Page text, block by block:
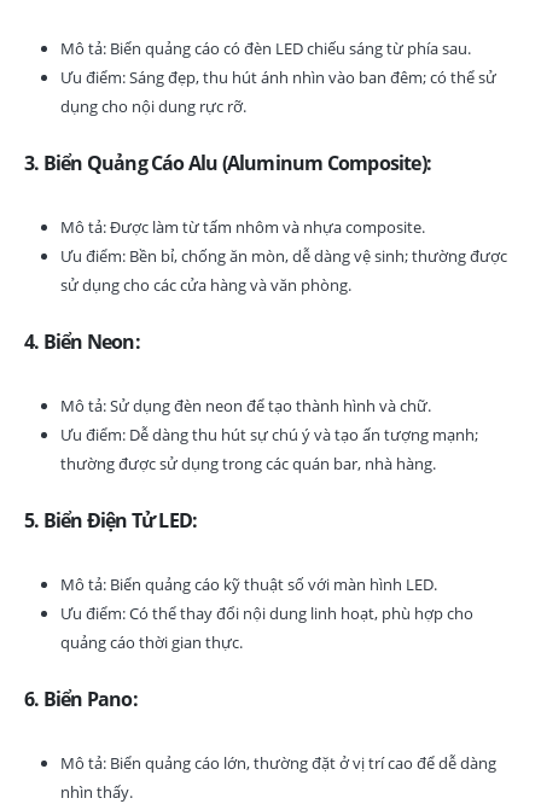
Mô tả: Biển quảng cáo có đèn LED chiếu sáng từ phía sau.
Ưu điểm: Sáng đẹp, thu hút ánh nhìn vào ban đêm; có thể sử
dụng cho nội dung rực rỡ.
3. Biển Quảng Cáo Alu (Aluminum Composite):
Mô tả: Được làm từ tấm nhôm và nhựa composite.
Ưu điểm: Bền bỉ, chống ăn mòn, dễ dàng vệ sinh; thường được
sử dụng cho các cửa hàng và văn phòng.
4. Biển Neon:
Mô tả: Sử dụng đèn neon để tạo thành hình và chữ.
Ưu điểm: Dễ dàng thu hút sự chú ý và tạo ấn tượng mạnh;
thường được sử dụng trong các quán bar, nhà hàng.
5. Biển Điện Tử LED:
Mô tả: Biển quảng cáo kỹ thuật số với màn hình LED.
Ưu điểm: Có thể thay đổi nội dung linh hoạt, phù hợp cho
quảng cáo thời gian thực.
6. Biển Pano:
Mô tả: Biển quảng cáo lớn, thường đặt ở vị trí cao để dễ dàng
nhìn thấy.